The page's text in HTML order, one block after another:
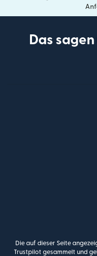
Das
Die auf dieser Seite
Trustpilot gesammelt und